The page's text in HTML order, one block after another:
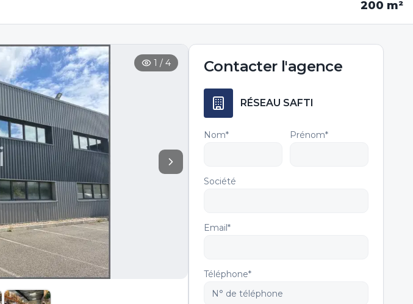
200 m²
1 / 4 Contacter l'agence
RÉSEAU SAFTI
Nom* Prénom*
Société
Email*
Téléphone*